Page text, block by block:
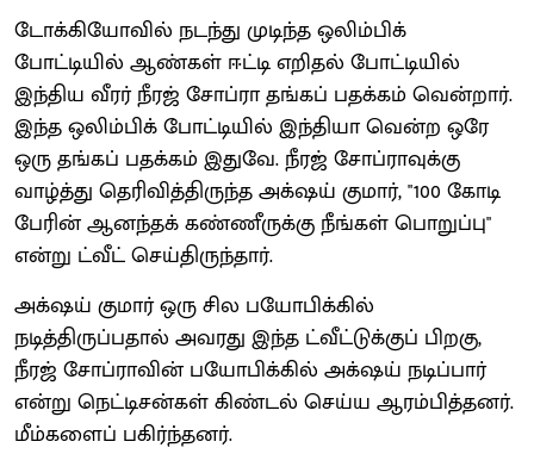
டோக்கியோவில் நடந்து முடிந்த ஒலிம்பிக்
போட்டியில் ஆண்கள் ஈட்டி எறிதல் போட்டியில்
இந்திய வீரர் நீரஜ் சோப்ரா தங்கப் பதக்கம் வென்றார்.
இந்த ஒலிம்பிக் போட்டியில் இந்தியா வென்ற ஒரே
ஒரு தங்கப் பதக்கம் இதுவே. நீரஜ் சோப்ராவுக்கு
வாழ்த்து தெரிவித்திருந்த அக்‌ஷய் குமார், "100 கோடி
பேரின் ஆனந்தக் கண்ணீருக்கு நீங்கள் பொறுப்பு"
என்று ட்வீட் செய்திருந்தார்.
அக்‌ஷய் குமார் ஒரு சில பயோபிக்கில்
நடித்திருப்பதால் அவரது இந்த ட்வீட்டுக்குப் பிறகு,
நீரஜ் சோப்ராவின் பயோபிக்கில் அக்‌ஷய் நடிப்பார்
என்று நெட்டிசன்கள் கிண்டல் செய்ய ஆரம்பித்தனர்.
மீம்களைப் பகிர்ந்தனர்.